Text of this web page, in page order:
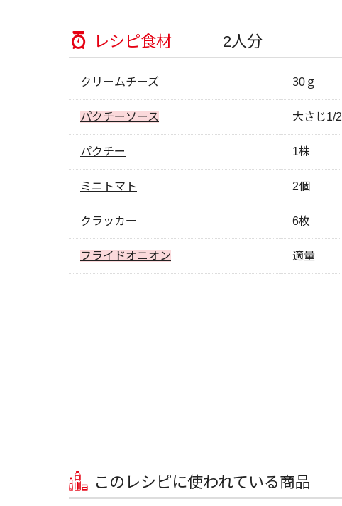
レシピ食材 2人分
クリームチーズ 30ｇ
パクチーソース 大さじ1/2
パクチー 1株
ミニトマト 2個
クラッカー 6枚
フライドオニオン 適量
このレシピに使われている商品